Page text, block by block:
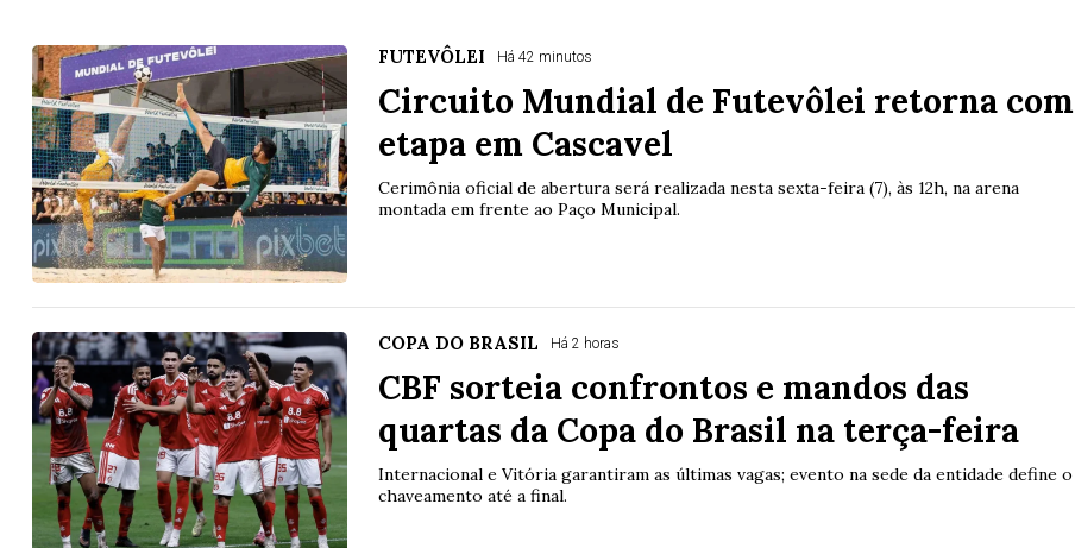
FUTEVÔLEI Há 42 minutos
Circuito Mundial de Futevôlei retorna com
etapa em Cascavel
Cerimônia oficial de abertura será realizada nesta sexta-feira (7), às 12h, na arena
montada em frente ao Paço Municipal.
COPA DO BRASIL Há 2 horas
CBF sorteia confrontos e mandos das
quartas da Copa do Brasil na terça-feira
Internacional e Vitória garantiram as últimas vagas; evento na sede da entidade define o
chaveamento até a final.